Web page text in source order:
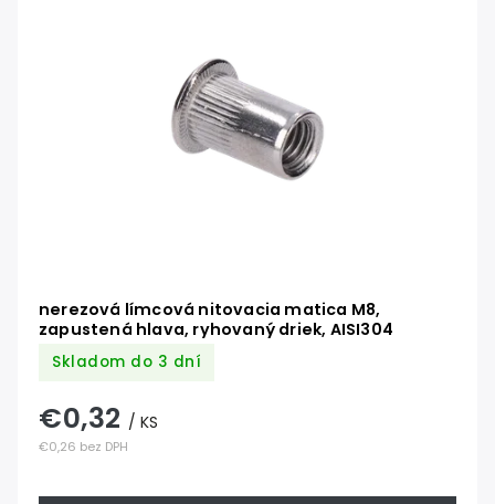
nerezová límcová nitovacia matica M8,
zapustená hlava, ryhovaný driek, AISI304
Skladom do 3 dní
€0,26 bez DPH
€0,32 / KS